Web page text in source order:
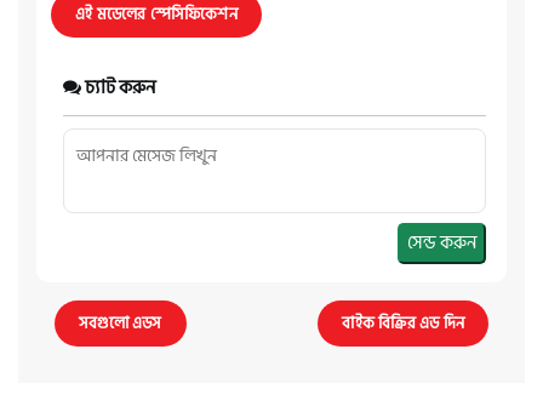
এই মডেলের স্পেসিফিকেশন
চ্যাট করুন
সেন্ড করুন
সবগুলো এডস বাইক বিক্রির এড দিন